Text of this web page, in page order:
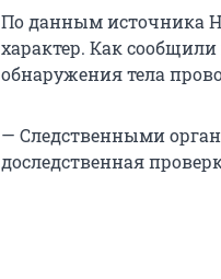
По данным источника
характер. Как
обнаружения тела
— Следственными
доследственная